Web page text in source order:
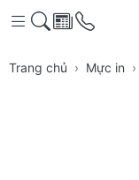
Trang chủ Mực in